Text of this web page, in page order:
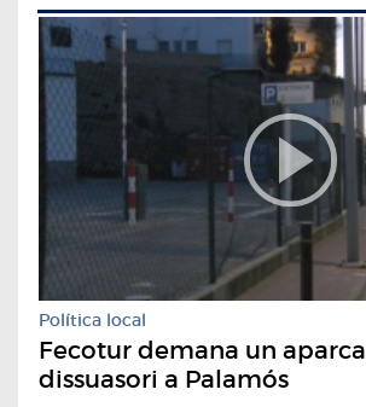
Política local
Fecotur demana un
dissuasori a Palamós